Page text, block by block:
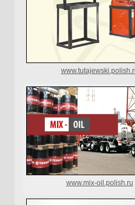
www.mix-oil.polish.ru